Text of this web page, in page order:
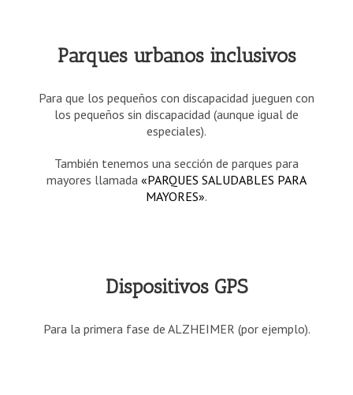
Parques urbanos inclusivos
Para que los pequeños con discapacidad jueguen con
los pequeños sin discapacidad (aunque igual de
especiales).
También tenemos una sección de parques para
mayores llamada «PARQUES SALUDABLES PARA
MAYORES».
Dispositivos GPS
Para la primera fase de ALZHEIMER (por ejemplo).